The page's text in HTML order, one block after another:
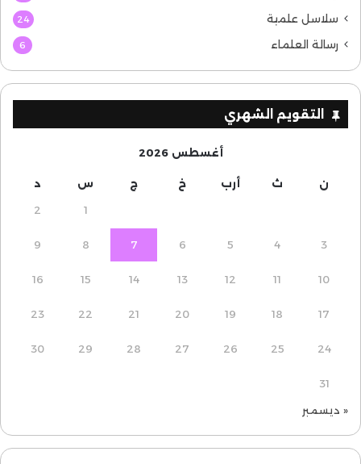
سلاسل علمية 24
رسالة العلماء 6
التقويم الشهري
أغسطس 2026
ن ث أرب خ ج س د
1
2
3
4
5
6
7
8
9
10
11
12
13
14
15
16
17
18
19
20
21
22
23
24
25
26
27
28
29
30
31
« ديسمبر